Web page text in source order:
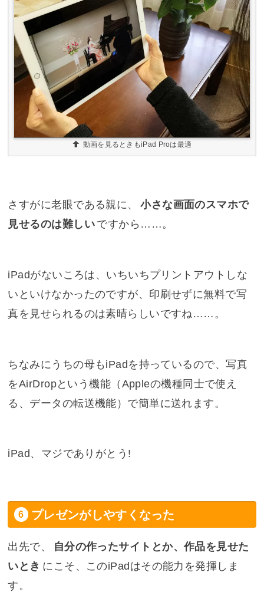
動画を見るときもiPad Proは最適
さすがに老眼である親に、
小さな画面のスマホで
見せるのは難しい ですから……。
iPadがないころは、いちいちプリントアウトしな
いといけなかったのですが、印刷せずに無料で写
真を見せられるのは素晴らしいですね……。
ちなみにうちの母もiPadを持っているので、写真
をAirDropという機能（Appleの機種同士で使え
る、データの転送機能）で簡単に送れます。
iPad、マジでありがとう!
プレゼンがしやすくなった
出先で、
自分の作ったサイトとか、作品を見せた
いとき にこそ、このiPadはその能力を発揮しま
す。